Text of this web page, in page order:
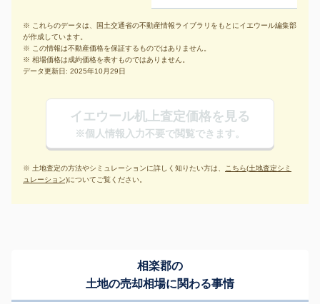
※ これらのデータは、国土交通省の不動産情報ライブラリをもとにイエウール編集部
が作成しています。
※ この情報は不動産価格を保証するものではありません。
※ 相場価格は成約価格を表すものではありません。
データ更新日: 2025年10月29日
イエウール机上査定価格を見る
※個人情報入力不要で閲覧できます。
※ 土地査定の方法やシミュレーションに詳しく知りたい方は、 こちら(土地査定シミ
ュレーション)についてご覧ください。
相楽郡の
土地の売却相場に関わる事情